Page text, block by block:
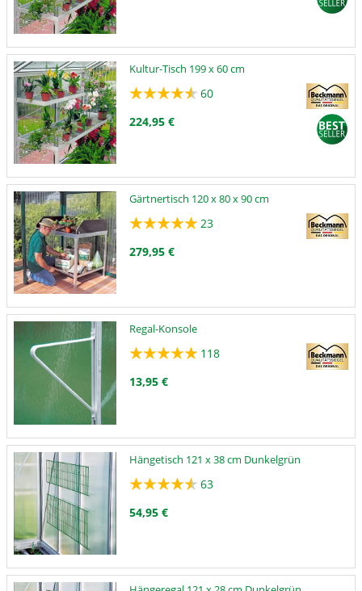
Kultur-Tisch 199 x 60 cm
60
224,95 €
Gärtnertisch 120 x 80 x 90 cm
23
279,95 €
Regal-Konsole
118
13,95 €
Hängetisch 121 x 38 cm Dunkelgrün
63
54,95 €